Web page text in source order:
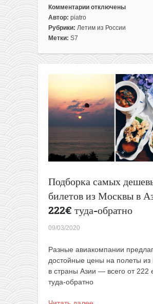
Комментарии
к
записи
Полеты
Москвы
за
305€
туда-
обратно
март)
отключены
Автор: piatro
Рубрики: Летим из России
Метки: S7
Подборка самых
билетов из Москвы в
222€ туда-обратно
09/03/2020
Разные авиакомпании
достойные цены на полеты из
в страны Азии — всего от 222
туда-обратно